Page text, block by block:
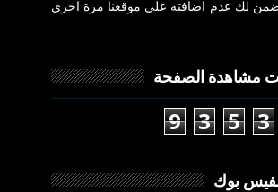
لك عدم اضافته علي موقعنا مرة اخري
مشاهدة الصفحة
9 3 5 3
بوك